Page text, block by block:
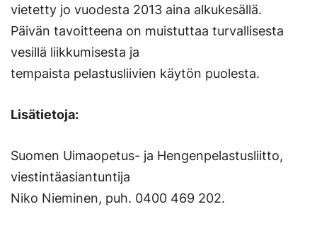
vietetty jo vuodesta 2013 aina alkukesällä.
Päivän tavoitteena on muistuttaa turvallisesta
vesillä liikkumisesta ja
tempaista pelastusliivien käytön puolesta.
Lisätietoja:
Suomen Uimaopetus- ja Hengenpelastusliitto,
viestintäasiantuntija
Niko Nieminen, puh. 0400 469 202.